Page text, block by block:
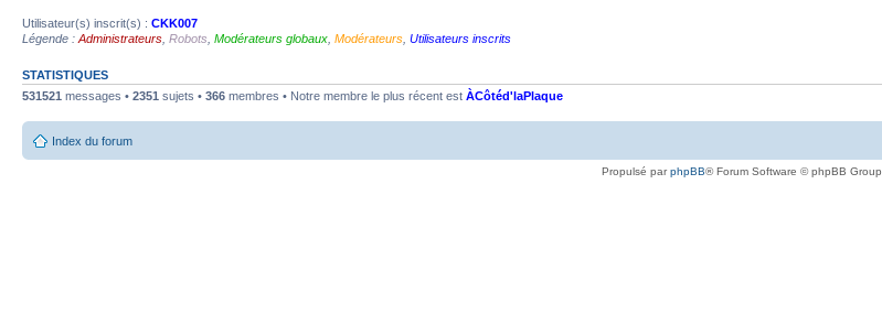
Utilisateur(s) inscrit(s) : CKK007
Légende : Administrateurs Robots Modérateurs globaux Modérateurs Utilisateurs inscrits
STATISTIQUES
531521 messages • 2351 sujets • 366 membres • Notre membre le plus récent est ÀCôtéd'laPlaque
Index du forum
Propulsé parphpBB® Forum Software © phpBB Group